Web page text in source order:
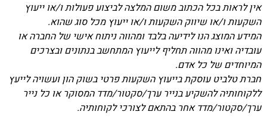
אין לראות בכל הכתוב משום המלצה לביצוע פעולות ו/או ייעוץ
השקעות ו/או שיווק השקעות ו/או ייעוץ מכל סוג שהוא.
המידע המוצג הנו לידיעה בלבד ומהווה ניתוח אישי של החברה או
עובדיה ואינו מהווה תחליף לייעוץ המתחשב בנתונים ובצרכים
המיוחדים של כל אדם.
חברת טלביט עוסקת בייעוץ השקעות פרטי בשוק הון ועשויה לייעץ
ללקוחותיה להשקיע בנייר ערך/סקטור/מדד המסוקר או כל נייר
ערך/סקטור/מדד אחר בהתאם לצורכי לקוחותיה.